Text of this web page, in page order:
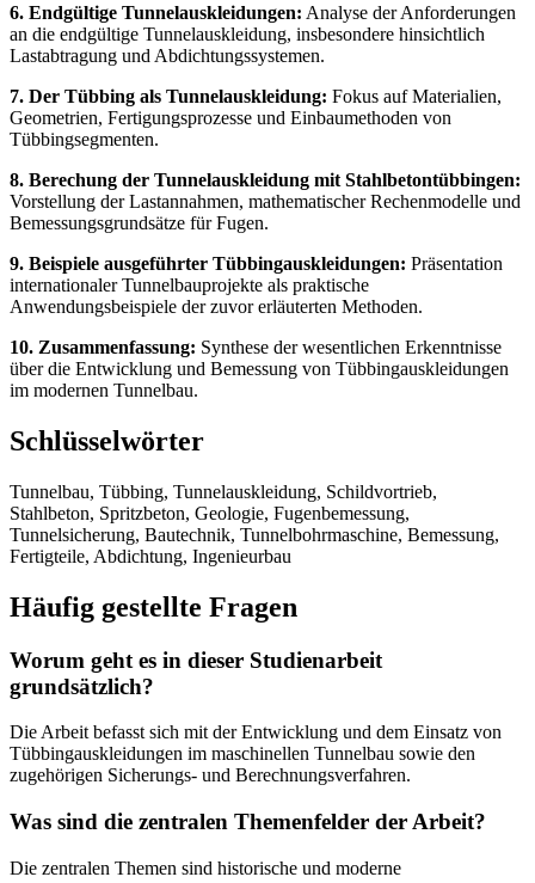
6. Endgültige Tunnelauskleidungen: Analyse der Anforderungen
an die endgültige Tunnelauskleidung, insbesondere hinsichtlich
Lastabtragung und Abdichtungssystemen.
7. Der Tübbing als Tunnelauskleidung: Fokus auf Materialien,
Geometrien, Fertigungsprozesse und Einbaumethoden von
Tübbingsegmenten.
8. Berechung der Tunnelauskleidung mit Stahlbetontübbingen:
Vorstellung der Lastannahmen, mathematischer Rechenmodelle und
Bemessungsgrundsätze für Fugen.
9. Beispiele ausgeführter Tübbingauskleidungen: Präsentation
internationaler Tunnelbauprojekte als praktische
Anwendungsbeispiele der zuvor erläuterten Methoden.
10. Zusammenfassung: Synthese der wesentlichen Erkenntnisse
über die Entwicklung und Bemessung von Tübbingauskleidungen
im modernen Tunnelbau.
Schlüsselwörter
Tunnelbau, Tübbing, Tunnelauskleidung, Schildvortrieb,
Stahlbeton, Spritzbeton, Geologie, Fugenbemessung,
Tunnelsicherung, Bautechnik, Tunnelbohrmaschine, Bemessung,
Fertigteile, Abdichtung, Ingenieurbau
Häufig gestellte Fragen
Worum geht es in dieser Studienarbeit
grundsätzlich?
Die Arbeit befasst sich mit der Entwicklung und dem Einsatz von
Tübbingauskleidungen im maschinellen Tunnelbau sowie den
zugehörigen Sicherungs- und Berechnungsverfahren.
Was sind die zentralen Themenfelder der Arbeit?
Die zentralen Themen sind historische und moderne